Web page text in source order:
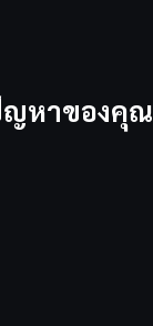
ญหาของคุณ